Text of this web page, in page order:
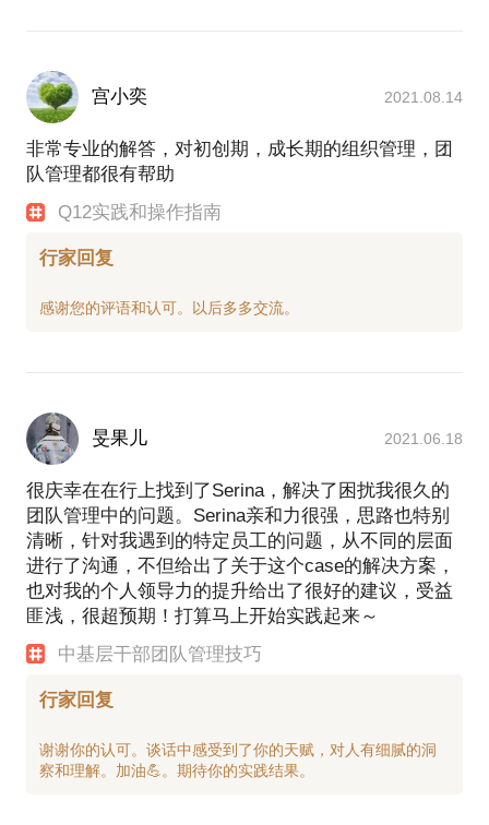
宫小奕 2021.08.14
非常专业的解答，对初创期，成长期的组织管理，团
队管理都很有帮助
Q12实践和操作指南
行家回复
旻果儿 2021.06.18
很庆幸在在行上找到了Serina，解决了困扰我很久的
团队管理中的问题。Serina亲和力很强，思路也特别
清晰，针对我遇到的特定员工的问题，从不同的层面
进行了沟通，不但给出了关于这个case的解决方案，
也对我的个人领导力的提升给出了很好的建议，受益
匪浅，很超预期！打算马上开始实践起来～
中基层干部团队管理技巧
行家回复
谢谢你的认可。谈话中感受到了你的天赋，对人有细腻的洞